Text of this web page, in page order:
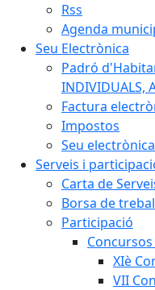
Rss
Agenda
Seu Electrònica
Padró
INDIVIDUALS,
Factura
Impostos
Seu electrònica
Serveis i
Carta de
Borsa de
Participació
XIè
VII